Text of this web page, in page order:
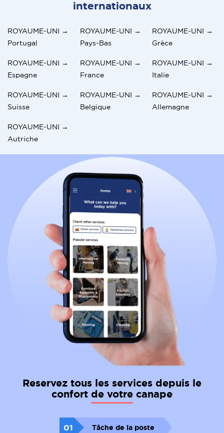
internationaux
ROYAUME-UNI →
Portugal
ROYAUME-UNI →
Pays-Bas
ROYAUME-UNI →
Grèce
ROYAUME-UNI →
Espagne
ROYAUME-UNI →
France
ROYAUME-UNI →
Italie
ROYAUME-UNI →
Suisse
ROYAUME-UNI →
Belgique
ROYAUME-UNI →
Allemagne
ROYAUME-UNI →
Autriche
Reservez tous les services depuis le
confort de votre canape
01 Tâche de la poste